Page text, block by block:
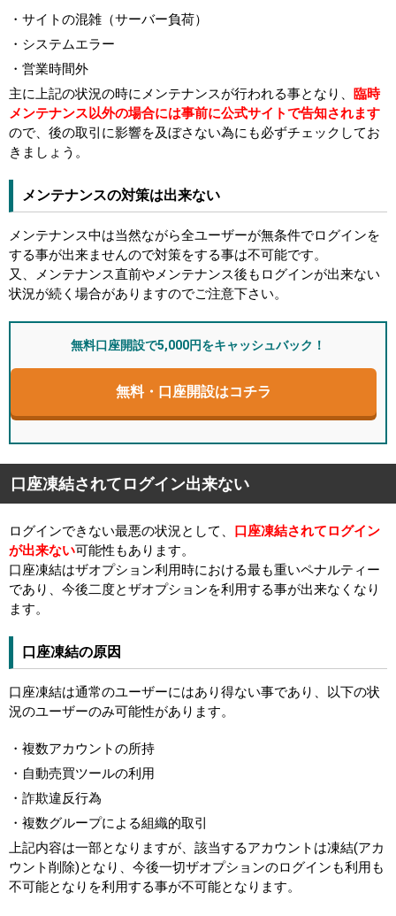
・サイトの混雑（サーバー負荷）
・システムエラー
・営業時間外
主に上記の状況の時にメンテナンスが行われる事となり、
臨時
メンテナンス以外の場合には事前に公式サイトで告知されます
ので、後の取引に影響を及ぼさない為にも必ずチェックしてお
きましょう。
メンテナンスの対策は出来ない
メンテナンス中は当然ながら全ユーザーが無条件でログインを
する事が出来ませんので対策をする事は不可能です。
又、メンテナンス直前やメンテナンス後もログインが出来ない
状況が続く場合がありますのでご注意下さい。
無料口座開設で5,000円をキャッシュバック！
無料・口座開設はコチラ
口座凍結されてログイン出来ない
ログインできない最悪の状況として、
口座凍結されてログイン
が出来ない可能性もあります。
口座凍結はザオプション利用時における最も重いペナルティー
であり、今後二度とザオプションを利用する事が出来なくなり
ます。
口座凍結の原因
口座凍結は通常のユーザーにはあり得ない事であり、以下の状
況のユーザーのみ可能性があります。
・複数アカウントの所持
・自動売買ツールの利用
・詐欺違反行為
・複数グループによる組織的取引
上記内容は一部となりますが、該当するアカウントは凍結(アカ
ウント削除)となり、今後一切ザオプションのログインも利用も
不可能となりを利用する事が不可能となります。